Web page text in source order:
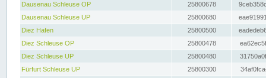
Dausenau Schleuse OP
25800678
Dausenau Schleuse UP
25800680
Diez Hafen
25800500
Diez Schleuse OP
25800478
Diez Schleuse UP
25800480
Fürfurt Schleuse UP
25800300